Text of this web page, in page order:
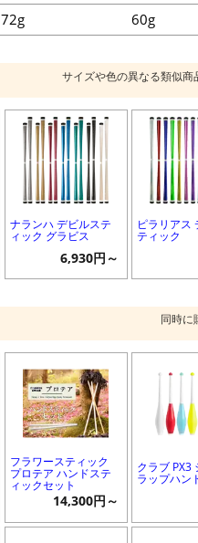
72g
60g
サイズや色の異なる類似
ナランハ デビルステ
ィック グラビス
6,930円～
ピラリアス
ティック
同時に
フラワースティック
プロテア ハンドステ
ィックセット
14,300円～
クラブ PX3
ラップハン